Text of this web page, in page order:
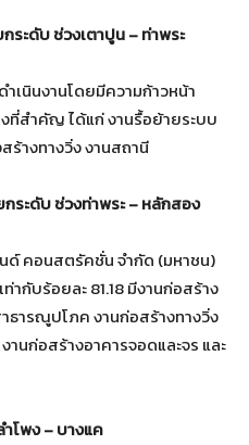
ะดับ ช่วงเตาปูน – ท่าพระ
ำเนินงานโดยมีความก้าวหน้า
ที่สำคัญ ได้แก่ งานรื้อย้ายระบบ
ร้างทางวิ่ง งานสถานี
ระดับ ช่วงท่าพระ – หลักสอง
ด์ คอนสตรัคชั่น จำกัด (มหาชน)
ากับร้อยละ 81.18 มีงานก่อสร้าง
ารณูปโภค งานก่อสร้างทางวิ่ง
นก่อสร้างอาคารจอดและจร และ
โพง – บางแค